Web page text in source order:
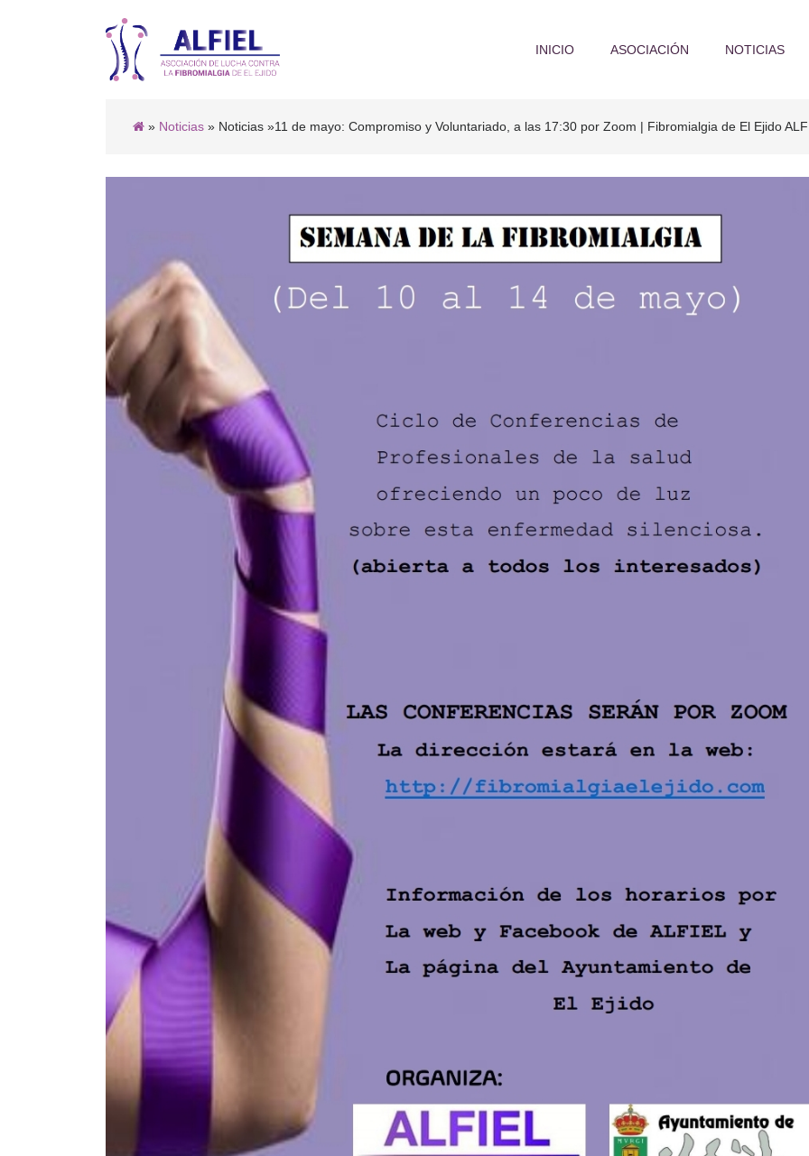
INICIO ASOCIACIÓN NOTICIAS
» Noticias » Noticias »11 de mayo: Compromiso y Voluntariado, a las 17:30 por Zoom | Fibromialgia de El Ejido